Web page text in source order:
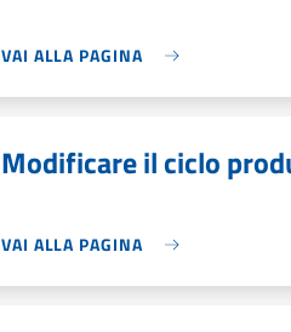
VAI ALLA PAGINA
Modificare il ciclo
VAI ALLA PAGINA